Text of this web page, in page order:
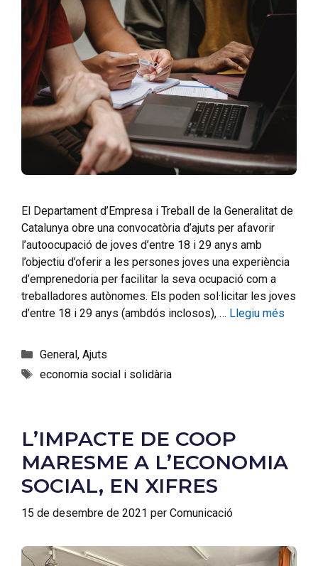
El Departament d’Empresa i Treball de la Generalitat de
Catalunya obre una convocatòria d’ajuts per afavorir
l’autoocupació de joves d’entre 18 i 29 anys amb
l’objectiu d’oferir a les persones joves una experiència
d’emprenedoria per facilitar la seva ocupació com a
treballadores autònomes. Els poden sol·licitar les joves
d’entre 18 i 29 anys (ambdós inclosos), … Llegiu més
General, Ajuts
economia social i solidària
L’IMPACTE DE COOP
MARESME A L’ECONOMIA
SOCIAL, EN XIFRES
15 de desembre de 2021 per Comunicació